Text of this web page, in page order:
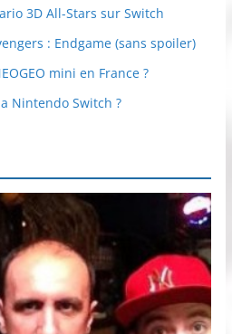
3D All-Stars sur Switch
: Endgame (sans spoiler)
mini en France ?
Nintendo Switch ?